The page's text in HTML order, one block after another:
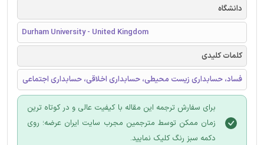
دانشگاه
Durham University - United Kingdom
کلمات کلیدی
فساد، حسابداری زیست محیطی، حسابداری اخلاقی، حسابداری اجتماعی
برای سفارش ترجمه این مقاله با کیفیت عالی و در کوتاه ترین
زمان ممکن توسط مترجمین مجرب سایت ایران عرضه؛ روی
دکمه سبز رنگ کلیک نمایید.